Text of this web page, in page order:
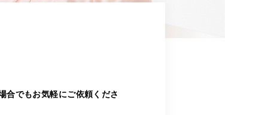
合でもお気軽にご依頼くださ